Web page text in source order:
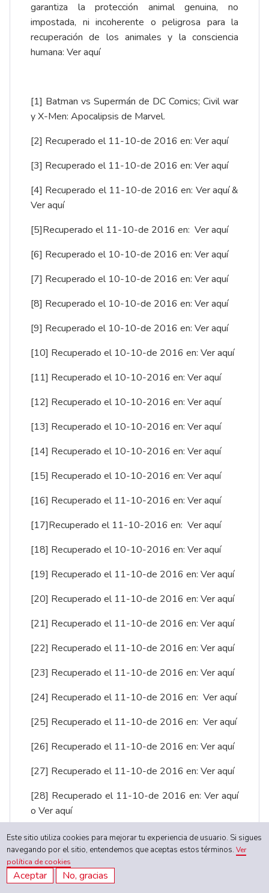
garantiza la protección animal genuina, no
impostada, ni incoherente o peligrosa para la
recuperación de los animales y la consciencia
humana: Ver aquí
[1] Batman vs Supermán de DC Comics; Civil war
y X-Men: Apocalipsis de Marvel.
[2] Recuperado el 11-10-de 2016 en: Ver aquí
[3] Recuperado el 11-10-de 2016 en: Ver aquí
[4] Recuperado el 11-10-de 2016 en: Ver aquí&
Ver aquí
[5]Recuperado el 11-10-de 2016 en: Ver aquí
[6] Recuperado el 10-10-de 2016 en: Ver aquí
[7] Recuperado el 10-10-de 2016 en: Ver aquí
[8] Recuperado el 10-10-de 2016 en: Ver aquí
[9] Recuperado el 10-10-de 2016 en: Ver aquí
[10] Recuperado el 10-10-de 2016 en: Ver aquí
[11] Recuperado el 10-10-2016 en: Ver aquí
[12] Recuperado el 10-10-2016 en: Ver aquí
[13] Recuperado el 10-10-2016 en: Ver aquí
[14] Recuperado el 10-10-2016 en: Ver aquí
[15] Recuperado el 10-10-2016 en: Ver aquí
[16] Recuperado el 11-10-2016 en: Ver aquí
[17]Recuperado el 11-10-2016 en: Ver aquí
[18] Recuperado el 10-10-2016 en: Ver aquí
[19] Recuperado el 11-10-de 2016 en: Ver aquí
[20] Recuperado el 11-10-de 2016 en: Ver aquí
[21] Recuperado el 11-10-de 2016 en: Ver aquí
[22] Recuperado el 11-10-de 2016 en: Ver aquí
[23] Recuperado el 11-10-de 2016 en: Ver aquí
[24] Recuperado el 11-10-de 2016 en: Ver aquí
[25] Recuperado el 11-10-de 2016 en: Ver aquí
[26] Recuperado el 11-10-de 2016 en: Ver aquí
[27] Recuperado el 11-10-de 2016 en: Ver aquí
[28] Recuperado el 11-10-de 2016 en: Ver aquí
o Ver aquí
[29]Recuperado el 11-10-de 2016 en:Ver aquí
[30]Recuperado el 11-10-de 2016 en:
Ver aquí
[31]Recuperado el 11-10-de 2016 en:
Este sitio utiliza cookies para mejorar tu experiencia de usuario. Si sigues
navegando por el sitio, entendemos que aceptas estos términos.Ver
política de cookies
Aceptar No, gracias